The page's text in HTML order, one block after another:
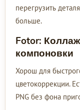
перегрузить
больше.
Fotor:
компоновки
Хорош для
цветокоррекции.
PNG без фона